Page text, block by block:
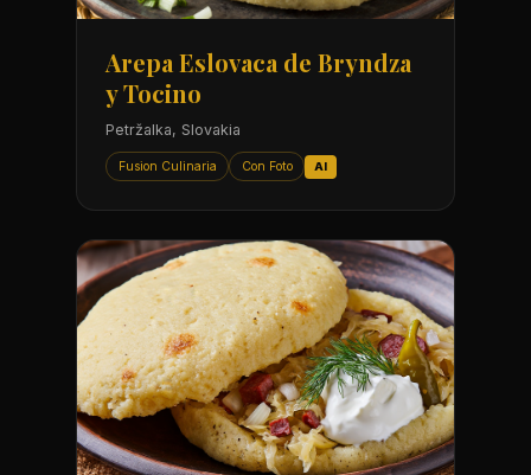
Arepa Eslovaca de Bryndza
y Tocino
Petržalka, Slovakia
Fusion Culinaria Con Foto AI